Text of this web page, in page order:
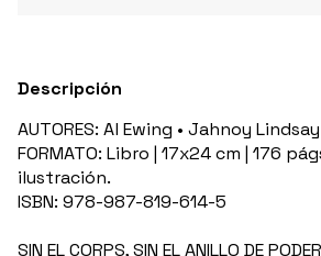
Descripción
AUTORES: Al Ewing • Jahnoy Lindsay
FORMATO: Libro | 17x24 cm | 176
ilustración.
ISBN: 978-987-819-614-5
SIN EL CORPS, SIN EL ANILLO DE